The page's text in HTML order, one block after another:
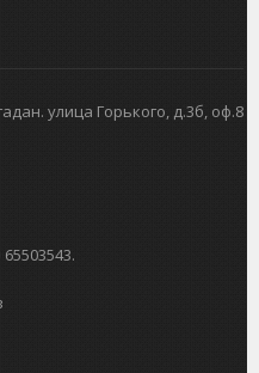
улица Горького, д.3б, оф.8